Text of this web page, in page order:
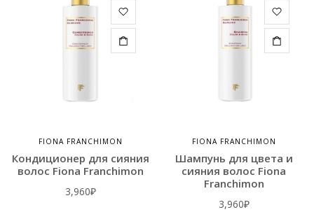
FIONA FRANCHIMON
Кондиционер для сияния
волос Fiona Franchimon
3,960₽
FIONA FRANCHIMON
Шампунь для цвета и
сияния волос Fiona
Franchimon
3,960₽